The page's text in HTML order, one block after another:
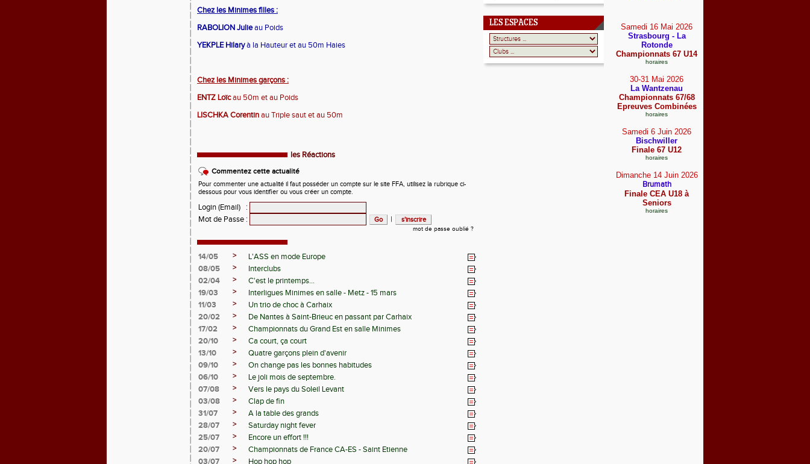
Chez les Minimes filles :
RABOLION Julieau Poids
YEKPLE Hilaryà la Hauteur et au 50m Haies
Chez les Minimes garçons :
ENTZ Loïcau 50m et au Poids
LISCHKA Corentinau Triple saut et au 50m
les Réactions
Commentez cette actualité
Pour commenter une actualité il faut posséder un compte sur le site FFA, utilisez la rubrique ci-
dessous pour vous identifier ou vous créer un compte.
Login (Email)
:
Mot de Passe : |
mot de passe oublié ?
14/05 >
L'ASS en mode Europe
08/05
>
Interclubs
02/04
>
C'est le printemps...
19/03
>
Interligues Minimes en salle - Metz - 15 mars
11/03
>
Un trio de choc à Carhaix
20/02
>
De Nantes à Saint-Brieuc en passant par Carhaix
17/02
>
Championnats du Grand Est en salle Minimes
20/10
>
Ca court, ça court
13/10
>
Quatre garçons plein d'avenir
09/10
>
On change pas les bonnes habitudes
06/10
>
Le joli mois de septembre.
07/08
>
Vers le pays du Soleil Levant
03/08
>
Clap de fin
31/07
>
A la table des grands
28/07
>
Saturday night fever
25/07
>
Encore un effort !!!
20/07
>
Championnats de France CA-ES - Saint Etienne
03/07
> Hop hop hop
LES ESPACES Samedi 16 Mai 2026
Strasbourg - La
Rotonde
Championnats 67 U14
horaires
30-31 Mai 2026
La Wantzenau
Championnats 67/68
Epreuves Combinées
horaires
Samedi 6 Juin 2026
Bischwiller
Finale 67 U12
horaires
Dimanche 14 Juin2026
Brumath
Finale CEA U18 à
Seniors
horaires